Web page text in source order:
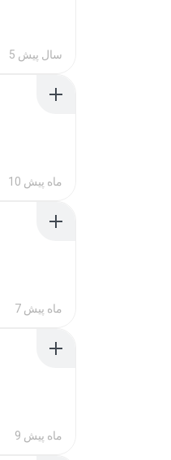
5 سال پیش
10 ماه پیش
7 ماه پیش
9 ماه پیش